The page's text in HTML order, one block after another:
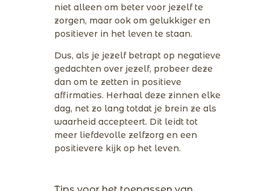
niet alleen om beter voor jezelf te
zorgen, maar ook om gelukkiger en
positiever in het leven te staan.
Dus, als je jezelf betrapt op negatieve
gedachten over jezelf, probeer deze
dan om te zetten in positieve
affirmaties. Herhaal deze zinnen elke
dag, net zo lang totdat je brein ze als
waarheid accepteert. Dit leidt tot
meer liefdevolle zelfzorg en een
positievere kijk op het leven.